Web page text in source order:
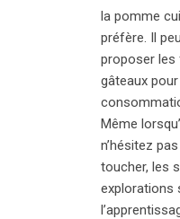
la pomme
préfère. Il
proposer les
gâteaux
Même
n’hésitez
toucher, les
explorations